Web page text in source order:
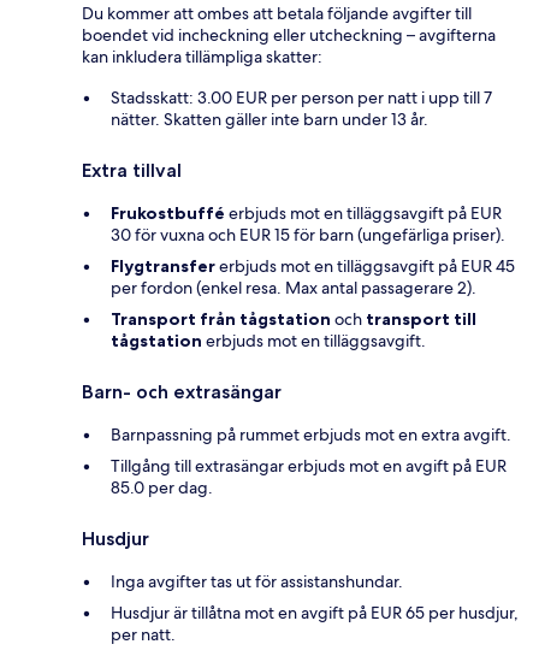
Du kommer att ombes att betala följande avgifter till
boendet vid incheckning eller utcheckning – avgifterna
kan inkludera tillämpliga skatter:
Stadsskatt: 3.00 EUR per person per natt i upp till 7
nätter. Skatten gäller inte barn under 13 år.
Extra tillval
Frukostbuffé erbjuds mot en tilläggsavgift på EUR
30 för vuxna och EUR 15 för barn (ungefärliga priser).
Flygtransfererbjuds mot en tilläggsavgift på EUR 45
per fordon (enkel resa. Max antal passagerare 2).
Transport från tågstation och transport till
tågstation erbjuds mot en tilläggsavgift.
Barn- och extrasängar
Barnpassning på rummet erbjuds mot en extra avgift.
Tillgång till extrasängar erbjuds mot en avgift på EUR
85.0 per dag.
Husdjur
Inga avgifter tas ut för assistanshundar.
Husdjur är tillåtna mot en avgift på EUR 65 per husdjur,
per natt.